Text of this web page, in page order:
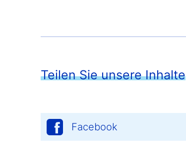
Teilen Sie unsere Inhalte
Facebook